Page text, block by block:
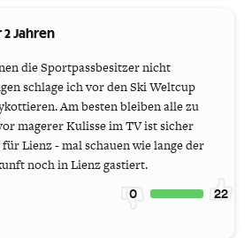
2 Jahren
die Sportpassbesitzer nicht
schlage ich vor den Ski Weltcup
Am besten bleiben alle zu
magerer Kulisse im TV ist sicher
Lienz - mal schauen wie lange der
noch in Lienz gastiert.
0 22